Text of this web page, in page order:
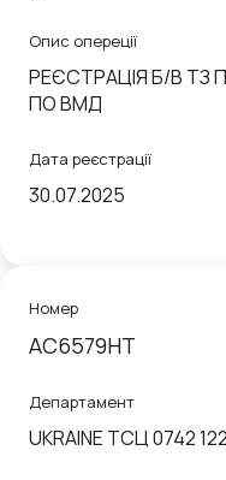
Опис опереції
РЕЄСТРАЦIЯ Б/В ТЗ
ПО ВМД
Дата реєстрації
30.07.2025
Номер
АС6579НТ
Департамент
UKRAINE ТСЦ 0742